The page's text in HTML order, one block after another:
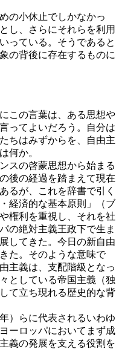
の小休止でしかなかっ
し、さらにそれらを利用
っている。そうであると
の背後に存在するものに
この言葉は、ある思想や
ってよいだろう。自分は
ちはみずからを、自由主
何か。
スの啓蒙思想から始まる
後の経過を踏まえて現在
るが、これを辞書で引く
経済的な基本原則」（ブ
権利を重視し、それを社
の絶対主義王政下で生ま
してきた。今日の新自由
た。そのような意味で
主義は、支配階級となっ
としている帝国主義（独
て立ち現れる歴史的な背
）らに代表されるいわゆ
ーロッパにおいてまず成
義の発展を支える役割を